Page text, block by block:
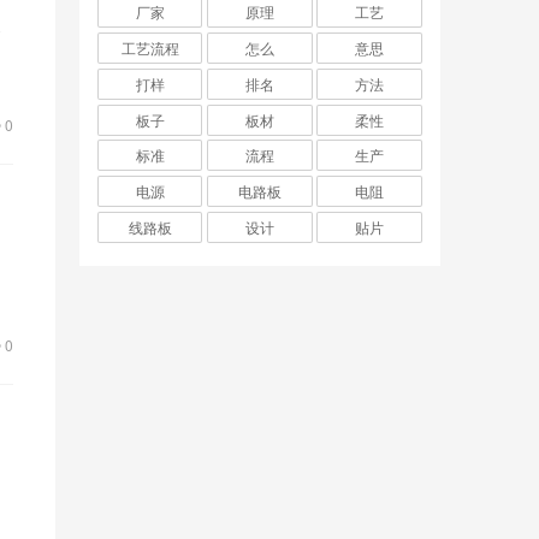
0
0
厂家 原理
工艺
工艺流程
怎么
意思
打样
排名
方法
板子
板材
柔性
标准
流程
生产
电源
电路板
电阻
线路板
设计 贴片